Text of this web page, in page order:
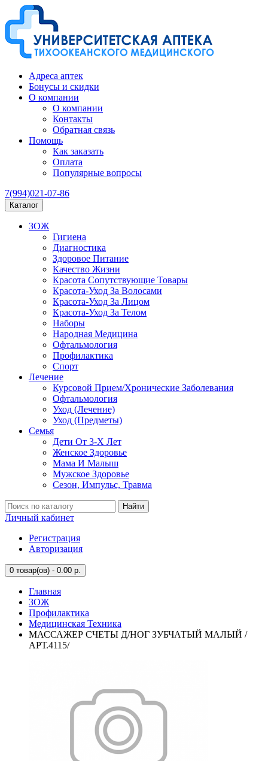
Адреса аптек
Бонусы и скидки
О компании
О компании
Контакты
Обратная связь
Помощь
Как заказать
Оплата
Популярные вопросы
7(994)021-07-86
Каталог
ЗОЖ
Гигиена
Диагностика
Здоровое Питание
Качество Жизни
Красота Сопутствующие Товары
Красота-Уход За Волосами
Красота-Уход За Лицом
Красота-Уход За Телом
Наборы
Народная Медицина
Офтальмология
Профилактика
Спорт
Лечение
Курсовой Прием/Хронические Заболевания
Офтальмология
Уход (Лечение)
Уход (Предметы)
Семья
Дети От 3-Х Лет
Женское Здоровье
Мама И Малыш
Мужское Здоровье
Сезон, Импульс, Травма
Найти
Личный кабинет
Регистрация
Авторизация
0 товар(ов) - 0.00 р.
Главная
ЗОЖ
Профилактика
Медицинская Техника
МАССАЖЕР СЧЕТЫ Д/НОГ ЗУБЧАТЫЙ МАЛЫЙ /
АРТ.4115/